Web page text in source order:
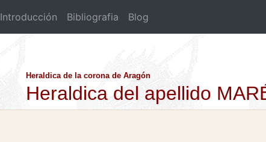
Introducción Bibliografia Blog
Heraldica de la corona de Aragón
Heraldica del apellido